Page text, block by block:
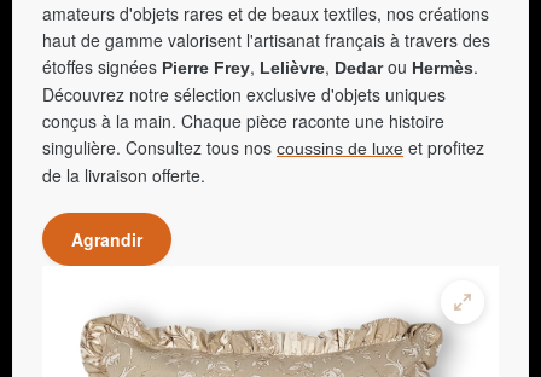
amateurs d'objets rares et de beaux textiles, nos créations
haut de gamme valorisent l'artisanat français à travers des
étoffes signées Pierre Frey, Lelièvre, Dedarou Hermès.
Découvrez notre sélection exclusive d'objets uniques
conçus à la main. Chaque pièce raconte une histoire
singulière. Consultez tous nos coussins de luxe et profitez
de la livraison offerte.
Agrandir